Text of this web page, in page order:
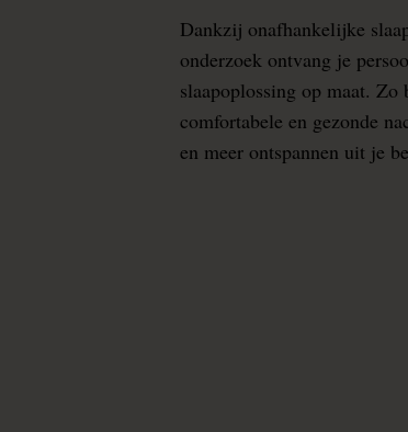
Dankzij onafhankelijke
onderzoek ontvang je
slaapoplossing op maat.
comfortabele en gezonde
en meer ontspannen uit je